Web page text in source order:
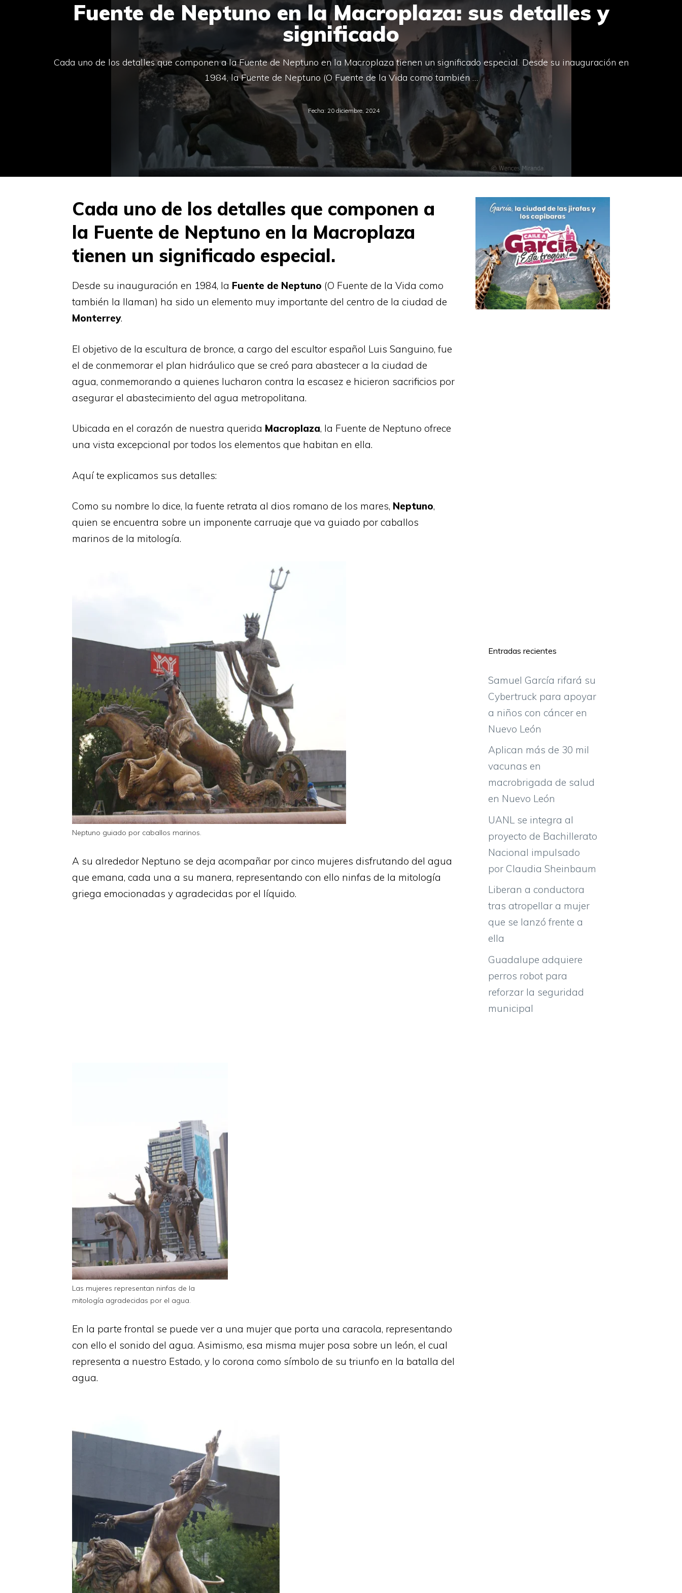
Fuente de Neptuno en la Macroplaza: sus detalles y
significado
Cada uno de los detalles que componen a la Fuente de Neptuno en la Macroplaza tienen un significado especial. Desde su inauguración en
1984, la Fuente de Neptuno (O Fuente de la Vida como también …
Fecha: 20 diciembre, 2024
Cada uno de los detalles que componen a
la Fuente de Neptuno en la Macroplaza
tienen un significado especial.
Desde su inauguración en 1984, la Fuente de Neptuno (O Fuente de la Vida como
también la llaman) ha sido un elemento muy importante del centro de la ciudad de
Monterrey.
El objetivo de la escultura de bronce, a cargo del escultor español Luis Sanguino, fue
el de conmemorar el plan hidráulico que se creó para abastecer a la ciudad de
agua, conmemorando a quienes lucharon contra la escasez e hicieron sacrificios por
asegurar el abastecimiento del agua metropolitana.
Ubicada en el corazón de nuestra querida Macroplaza, la Fuente de Neptuno ofrece
una vista excepcional por todos los elementos que habitan en ella.
Aquí te explicamos sus detalles:
Como su nombre lo dice, la fuente retrata al dios romano de los mares, Neptuno,
quien se encuentra sobre un imponente carruaje que va guiado por caballos
marinos de la mitología.
Neptuno guiado por caballos marinos.
A su alrededor Neptuno se deja acompañar por cinco mujeres disfrutando del agua
que emana, cada una a su manera, representando con ello ninfas de la mitología
griega emocionadas y agradecidas por el líquido.
Las mujeres representan ninfas de la
mitología agradecidas por el agua.
En la parte frontal se puede ver a una mujer que porta una caracola, representando
con ello el sonido del agua. Asimismo, esa misma mujer posa sobre un león, el cual
representa a nuestro Estado, y lo corona como símbolo de su triunfo en la batalla del
agua.
Entradas recientes
Samuel García rifará su
Cybertruck para apoyar
a niños con cáncer en
Nuevo León
Aplican más de 30 mil
vacunas en
macrobrigada de salud
en Nuevo León
UANL se integra al
proyecto de Bachillerato
Nacional impulsado
por Claudia Sheinbaum
Liberan a conductora
tras atropellar a mujer
que se lanzó frente a
ella
Guadalupe adquiere
perros robot para
reforzar la seguridad
municipal